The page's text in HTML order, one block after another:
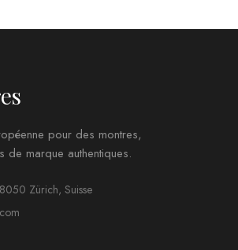
pour des montres,
de marque authentiques.
Zürich, Suisse